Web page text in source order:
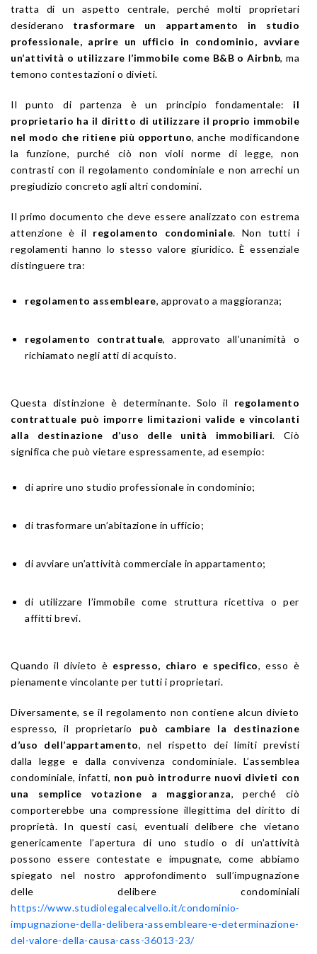
tratta di un aspetto centrale, perché molti proprietari
desiderano trasformare un appartamento in studio
professionale, aprire un ufficio in condominio, avviare
un’attività o utilizzare l’immobile come B&B o Airbnb, ma
temono contestazioni o divieti.
Il punto di partenza è un principio fondamentale: il
proprietario ha il diritto di utilizzare il proprio immobile
nel modo che ritiene più opportuno, anche modificandone
la funzione, purché ciò non violi norme di legge, non
contrasti con il regolamento condominiale e non arrechi un
pregiudizio concreto agli altri condomini.
Il primo documento che deve essere analizzato con estrema
attenzione è il regolamento condominiale. Non tutti i
regolamenti hanno lo stesso valore giuridico. È essenziale
distinguere tra:
regolamento assembleare, approvato a maggioranza;
regolamento contrattuale, approvato all’unanimità o
richiamato negli atti di acquisto.
Questa distinzione è determinante. Solo il regolamento
contrattuale può imporre limitazioni valide e vincolanti
alla destinazione d’uso delle unità immobiliari. Ciò
significa che può vietare espressamente, ad esempio:
di aprire uno studio professionale in condominio;
di trasformare un’abitazione in ufficio;
di avviare un’attività commerciale in appartamento;
di utilizzare l’immobile come struttura ricettiva o per
affitti brevi.
Quando il divieto è espresso, chiaro e specifico, esso è
pienamente vincolante per tutti i proprietari.
Diversamente, se il regolamento non contiene alcun divieto
espresso, il proprietario può cambiare la destinazione
d’uso dell’appartamento, nel rispetto dei limiti previsti
dalla legge e dalla convivenza condominiale. L’assemblea
condominiale, infatti, non può introdurre nuovi divieti con
una semplice votazione a maggioranza, perché ciò
comporterebbe una compressione illegittima del diritto di
proprietà. In questi casi, eventuali delibere che vietano
genericamente l’apertura di uno studio o di un’attività
possono essere contestate e impugnate, come abbiamo
spiegato nel nostro approfondimento sull’impugnazione
delle delibere condominiali
https://www.studiolegalecalvello.it/condominio-
impugnazione-della-delibera-assembleare-e-determinazione-
del-valore-della-causa-cass-36013-23/